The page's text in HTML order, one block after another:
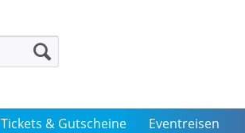
Tickets & Gutscheine Eventreisen